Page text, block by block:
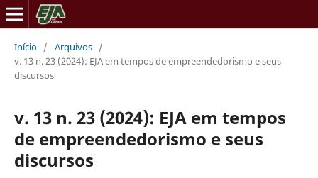
Início / Arquivos /
v. 13 n. 23 (2024): EJA em tempos de empreendedorismo e seus
discursos
v. 13 n. 23 (2024): EJA em tempos
de empreendedorismo e seus
discursos